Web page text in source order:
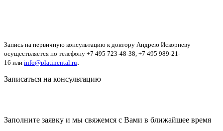
Запись на первичную консультацию к доктору Андрею Искорневу
осуществляется по телефону +7 495 723-48-38 +7 495 989-21-
16 или info@platinental.ru.
Записаться на консультацию
Заполните заявку и мы свяжемся с Вами в ближайшее время